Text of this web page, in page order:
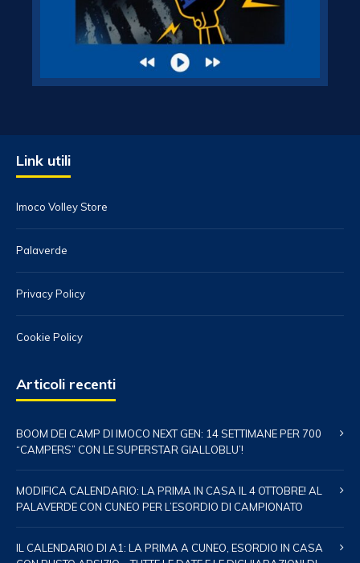
Link utili
Imoco Volley Store
Palaverde
Privacy Policy
Cookie Policy
Articoli recenti
BOOM DEI CAMP DI IMOCO NEXT GEN: 14 SETTIMANE PER 700
“CAMPERS” CON LE SUPERSTAR GIALLOBLU’!
MODIFICA CALENDARIO: LA PRIMA IN CASA IL 4 OTTOBRE! AL
PALAVERDE CON CUNEO PER L’ESORDIO DI CAMPIONATO
IL CALENDARIO DI A1: LA PRIMA A CUNEO, ESORDIO IN CASA